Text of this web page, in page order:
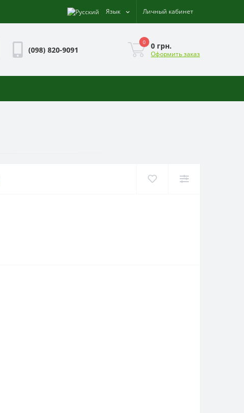
Язык Личный кабинет
(098) 820-9091
0 0 грн.
Оформить заказ